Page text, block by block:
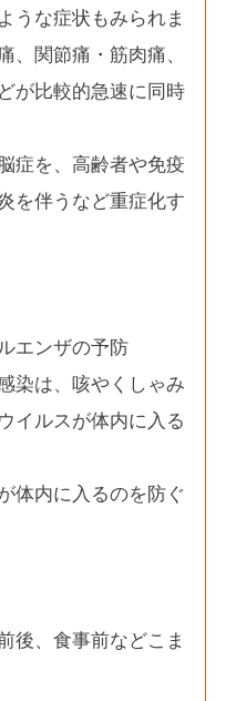
うな症状もみられま
関節痛・筋肉痛、
が比較的急速に同時
症を、高齢者や免疫
を伴うなど重症化す
エンザの予防
染は、咳やくしゃみ
イルスが体内に入る
体内に入るのを防ぐ
後、食事前などこま